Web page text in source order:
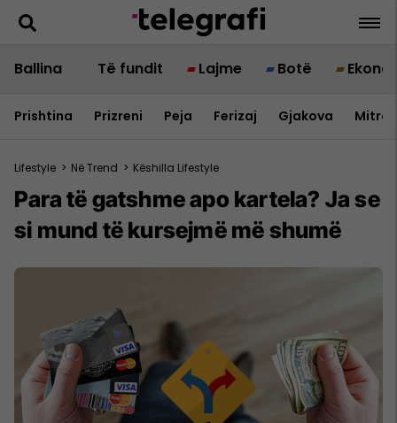
Ballina Të fundit Lajme Botë
Prishtina Prizreni Peja Ferizaj Gjakova
Lifestyle > Në Trend > Këshilla Lifestyle
Para të gatshme apo kartela? Ja se
si mund të kursejmë më shumë